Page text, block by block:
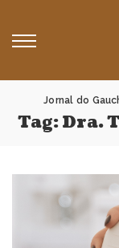
Jornal do
Tag:Dra.